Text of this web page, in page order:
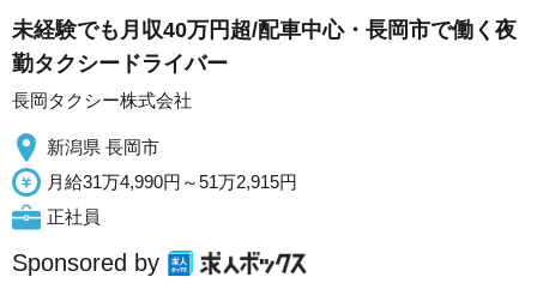
未経験でも月収40万円超/配車中心・長岡市で働く夜
勤タクシードライバー
長岡タクシー株式会社
新潟県 長岡市
月給31万4,990円～51万2,915円
正社員
Sponsored by